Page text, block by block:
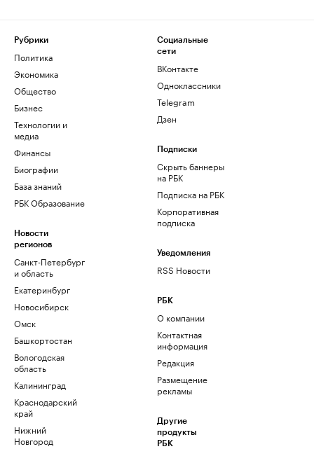
Рубрики
Политика
Экономика
Общество
Бизнес
Технологии и
медиа
Финансы
Биографии
База знаний
РБК Образование
Новости
регионов
Санкт-Петербург
и область
Екатеринбург
Новосибирск
Омск
Башкортостан
Вологодская
область
Калининград
Краснодарский
край
Нижний
Новгород
Социальные
сети
ВКонтакте
Одноклассники
Telegram
Дзен
Подписки
Скрыть баннеры
на РБК
Подписка на РБК
Корпоративная
подписка
Уведомления
RSS Новости
РБК
О компании
Контактная
информация
Редакция
Размещение
рекламы
Другие
продукты
РБК